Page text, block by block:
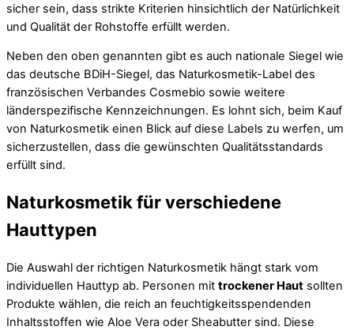
sicher sein, dass strikte Kriterien hinsichtlich der Natürlichkeit
und Qualität der Rohstoffe erfüllt werden.
Neben den oben genannten gibt es auch nationale Siegel wie
das deutsche BDiH-Siegel, das Naturkosmetik-Label des
französischen Verbandes Cosmebio sowie weitere
länderspezifische Kennzeichnungen. Es lohnt sich, beim Kauf
von Naturkosmetik einen Blick auf diese Labels zu werfen, um
sicherzustellen, dass die gewünschten Qualitätsstandards
erfüllt sind.
Naturkosmetik für verschiedene
Hauttypen
Die Auswahl der richtigen Naturkosmetik hängt stark vom
individuellen Hauttyp ab. Personen mit trockener Haut sollten
Produkte wählen, die reich an feuchtigkeitsspendenden
Inhaltsstoffen wie Aloe Vera oder Sheabutter sind. Diese